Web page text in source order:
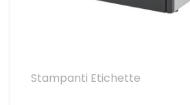
Stampanti Etichette